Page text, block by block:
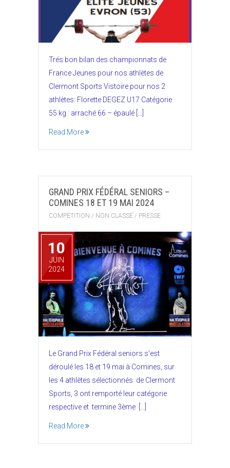
Trés bon bilan des championnats de
France Jeunes pour nos athlètes de
Clermont Sports Vistoire pour nos 2
athlètes: Florette DEGEZ U17 Catégorie
55 kg : arraché 66 – épaulé […]
Read More
GRAND PRIX FÉDÉRAL SENIORS –
COMINES 18 ET 19 MAI 2024
COMPÉTITION / NON CLASSÉ / PRESSE
10
JUIN
2024
Le Grand Prix Fédéral seniors s’est
déroulé les 18 et 19 mai à Comines, sur
les 4 athlètes sélectionnés de Clermont
Sports, 3 ont remporté leur catégorie
respective et termine 3ème […]
Read More